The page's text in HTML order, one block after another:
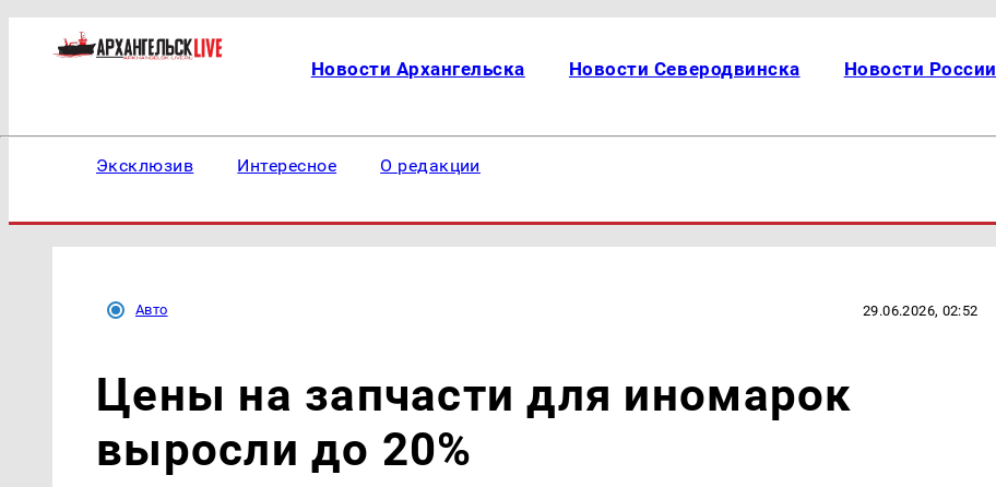
Новости Архангельска Новости Северодвинска Новости России
Эксклюзив Интересное О редакции
Авто 29.06.2026, 02:52
Цены на запчасти для иномарок
выросли до 20%